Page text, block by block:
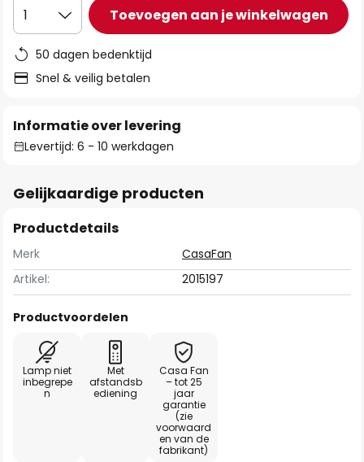
1 Toevoegen aan je winkelwagen
50 dagen bedenktijd
Snel & veilig betalen
Informatie over levering
Levertijd: 6 - 10 werkdagen
Gelijkaardige producten
Productdetails
Merk
CasaFan
Artikel:
2015197
Productvoordelen
Lamp niet
inbegrepe
n
Met
afstandsb
ediening
Casa Fan
– tot 25
jaar
garantie
(zie
voorwaard
en van de
fabrikant)